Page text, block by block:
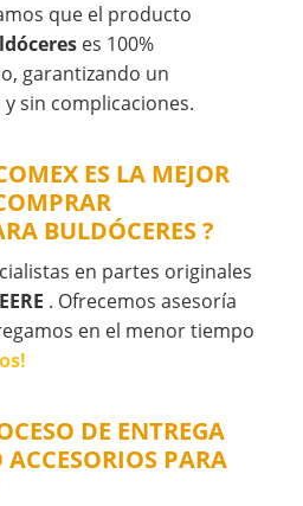
que el producto
es 100%
garantizando un
sin complicaciones.
ES LA MEJOR
BULDÓCERES ?
en partes originales
. Ofrecemos asesoría
en el menor tiempo
DE ENTREGA
PARA